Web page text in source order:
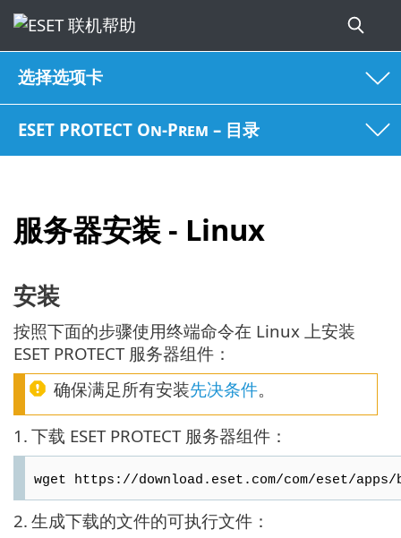
选择选项卡
ESET PROTECT On-Prem – 目录
服务器安装 - Linux
安装
按照下面的步骤使用终端命令在 Linux 上安装
ESET PROTECT 服务器组件：
确保满足所有安装先决条件。
1. 下载 ESET PROTECT 服务器组件：
wget https://download.eset.com/com/eset/
2. 生成下载的文件的可执行文件：